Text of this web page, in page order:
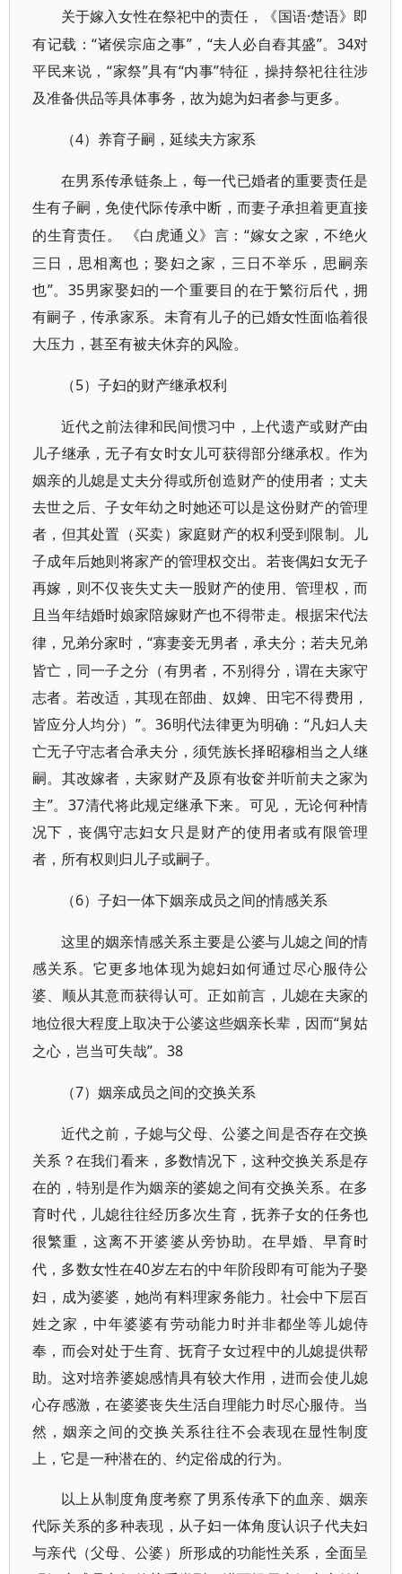
关于嫁入女性在祭祀中的责任，《国语·楚语》即
有记载：“诸侯宗庙之事”，“夫人必自舂其盛”。34对
平民来说，“家祭”具有“内事”特征，操持祭祀往往涉
及准备供品等具体事务，故为媳为妇者参与更多。
（4）养育子嗣，延续夫方家系
在男系传承链条上，每一代已婚者的重要责任是
生有子嗣，免使代际传承中断，而妻子承担着更直接
的生育责任。
《白虎通义》言：“嫁女之家，不绝火
三日，思相离也；娶妇之家，三日不举乐，思嗣亲
也”。35男家娶妇的一个重要目的在于繁衍后代，拥
有嗣子，传承家系。未育有儿子的已婚女性面临着很
大压力，甚至有被夫休弃的风险。
（5）子妇的财产继承权利
近代之前法律和民间惯习中，上代遗产或财产由
儿子继承，无子有女时女儿可获得部分继承权。作为
姻亲的儿媳是丈夫分得或所创造财产的使用者；丈夫
去世之后、子女年幼之时她还可以是这份财产的管理
者，但其处置（买卖）家庭财产的权利受到限制。儿
子成年后她则将家产的管理权交出。若丧偶妇女无子
再嫁，则不仅丧失丈夫一股财产的使用、管理权，而
且当年结婚时娘家陪嫁财产也不得带走。根据宋代法
律，兄弟分家时，“寡妻妾无男者，承夫分；若夫兄弟
皆亡，同一子之分（有男者，不别得分，谓在夫家守
志者。若改适，其现在部曲、奴婢、田宅不得费用，
皆应分人均分）”。36明代法律更为明确：“凡妇人夫
亡无子守志者合承夫分，须凭族长择昭穆相当之人继
嗣。其改嫁者，夫家财产及原有妆奁并听前夫之家为
主”。37清代将此规定继承下来。可见，无论何种情
况下，丧偶守志妇女只是财产的使用者或有限管理
者，所有权则归儿子或嗣子。
（6）子妇一体下姻亲成员之间的情感关系
这里的姻亲情感关系主要是公婆与儿媳之间的情
感关系。它更多地体现为媳妇如何通过尽心服侍公
婆、顺从其意而获得认可。正如前言，儿媳在夫家的
地位很大程度上取决于公婆这些姻亲长辈，因而“舅姑
之心，岂当可失哉”。38
（7）姻亲成员之间的交换关系
近代之前，子媳与父母、公婆之间是否存在交换
关系？在我们看来，多数情况下，这种交换关系是存
在的，特别是作为姻亲的婆媳之间有交换关系。在多
育时代，儿媳往往经历多次生育，抚养子女的任务也
很繁重，这离不开婆婆从旁协助。在早婚、早育时
代，多数女性在40岁左右的中年阶段即有可能为子娶
妇，成为婆婆，她尚有料理家务能力。社会中下层百
姓之家，中年婆婆有劳动能力时并非都坐等儿媳侍
奉，而会对处于生育、抚育子女过程中的儿媳提供帮
助。这对培养婆媳感情具有较大作用，进而会使儿媳
心存感激，在婆婆丧失生活自理能力时尽心服侍。当
然，姻亲之间的交换关系往往不会表现在显性制度
上，它是一种潜在的、约定俗成的行为。
以上从制度角度考察了男系传承下的血亲、姻亲
代际关系的多种表现，从子妇一体角度认识子代夫妇
与亲代（父母、公婆）所形成的功能性关系，全面呈